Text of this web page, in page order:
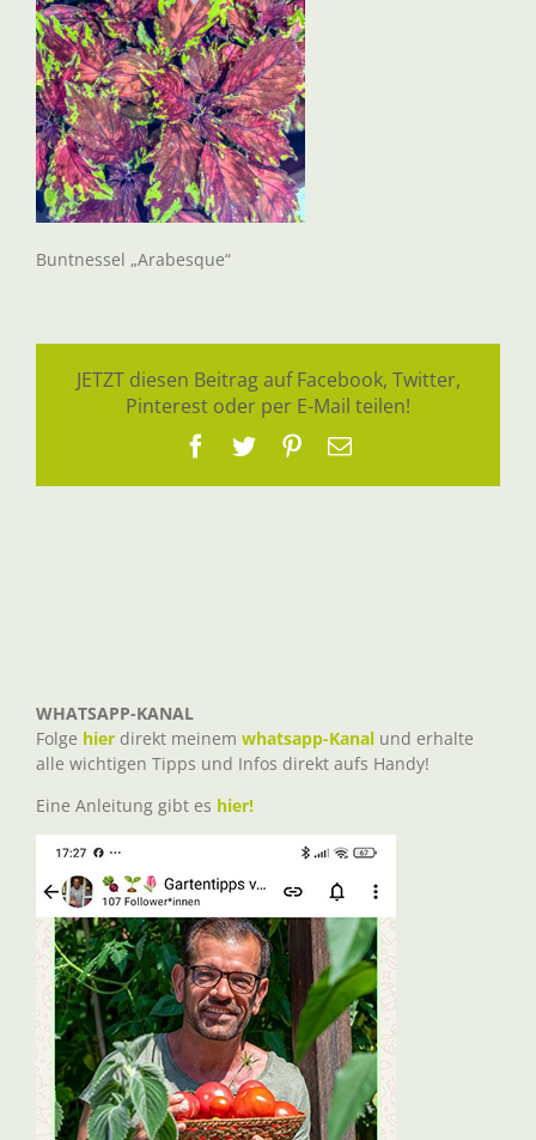
Buntnessel „Arabesque“
JETZT diesen Beitrag auf Facebook, Twitter,
Pinterest oder per E-Mail teilen!
Facebook
TwitterPinterest
E-
WHATSAPP-KANAL
Folge hier direkt meinem whatsapp-Kanal und erhalte
alle wichtigen Tipps und Infos direkt aufs Handy!
Eine Anleitung gibt es hier!